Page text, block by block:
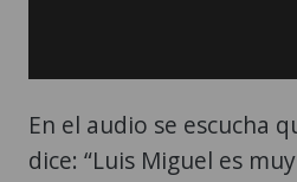
En el audio se escucha
dice: “Luis Miguel es